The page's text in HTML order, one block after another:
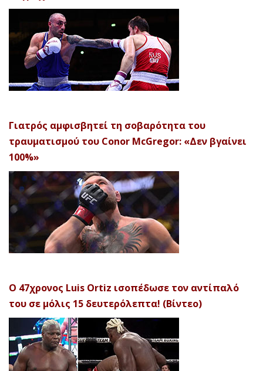
Γιατρός αμφισβητεί τη σοβαρότητα του
τραυματισμού του Conor McGregor: «Δεν βγαίνει
100%»
Ο 47χρονος Luis Ortiz ισοπέδωσε τον αντίπαλό
του σε μόλις 15 δευτερόλεπτα! (Βίντεο)